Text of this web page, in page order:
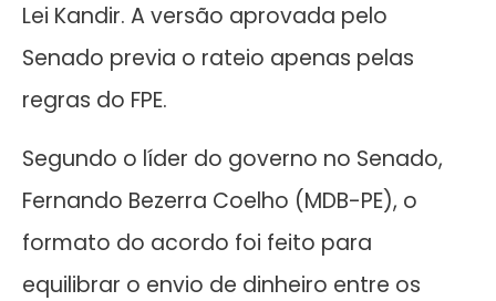
Lei Kandir. A versão aprovada pelo
Senado previa o rateio apenas pelas
regras do FPE.
Segundo o líder do governo no Senado,
Fernando Bezerra Coelho (MDB-PE), o
formato do acordo foi feito para
equilibrar o envio de dinheiro entre os